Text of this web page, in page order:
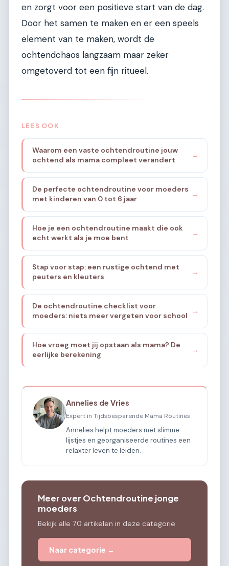
en zorgt voor een positieve start van de dag.
Door het samen te maken en er een speels
element van te maken, wordt de
ochtendchaos langzaam maar zeker
omgetoverd tot een fijn ritueel.
LEES OOK
Waarom een vaste ochtendroutine jouw
ochtend als mama compleet verandert
→
De perfecte ochtendroutine voor moeders
met kinderen van 0 tot 6 jaar
→
Hoe je een ochtendroutine maakt die ook
echt werkt als je moe bent
→
Stap voor stap: een rustige ochtend met
peuters en kleuters
→
De ochtendroutine checklist voor
moeders: niets meer vergeten voor school
→
Hoe vroeg moet jij opstaan als mama? De
eerlijke berekening
→
Annelies de Vries
Expert in Tijdsbesparende Mama Routines
Annelies helpt moeders met slimme
lijstjes en georganiseerde routines een
relaxter leven te leiden.
Meer over Ochtendroutine jonge
moeders
Bekijk alle 70 artikelen in deze categorie.
Naar categorie →